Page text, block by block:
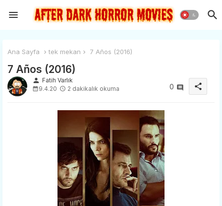
Ana Sayfa tek mekan 7 Años (2016)
7 Años (2016)
person Fatih Varlık
9.4.20
2 dakikalık okuma 0 share